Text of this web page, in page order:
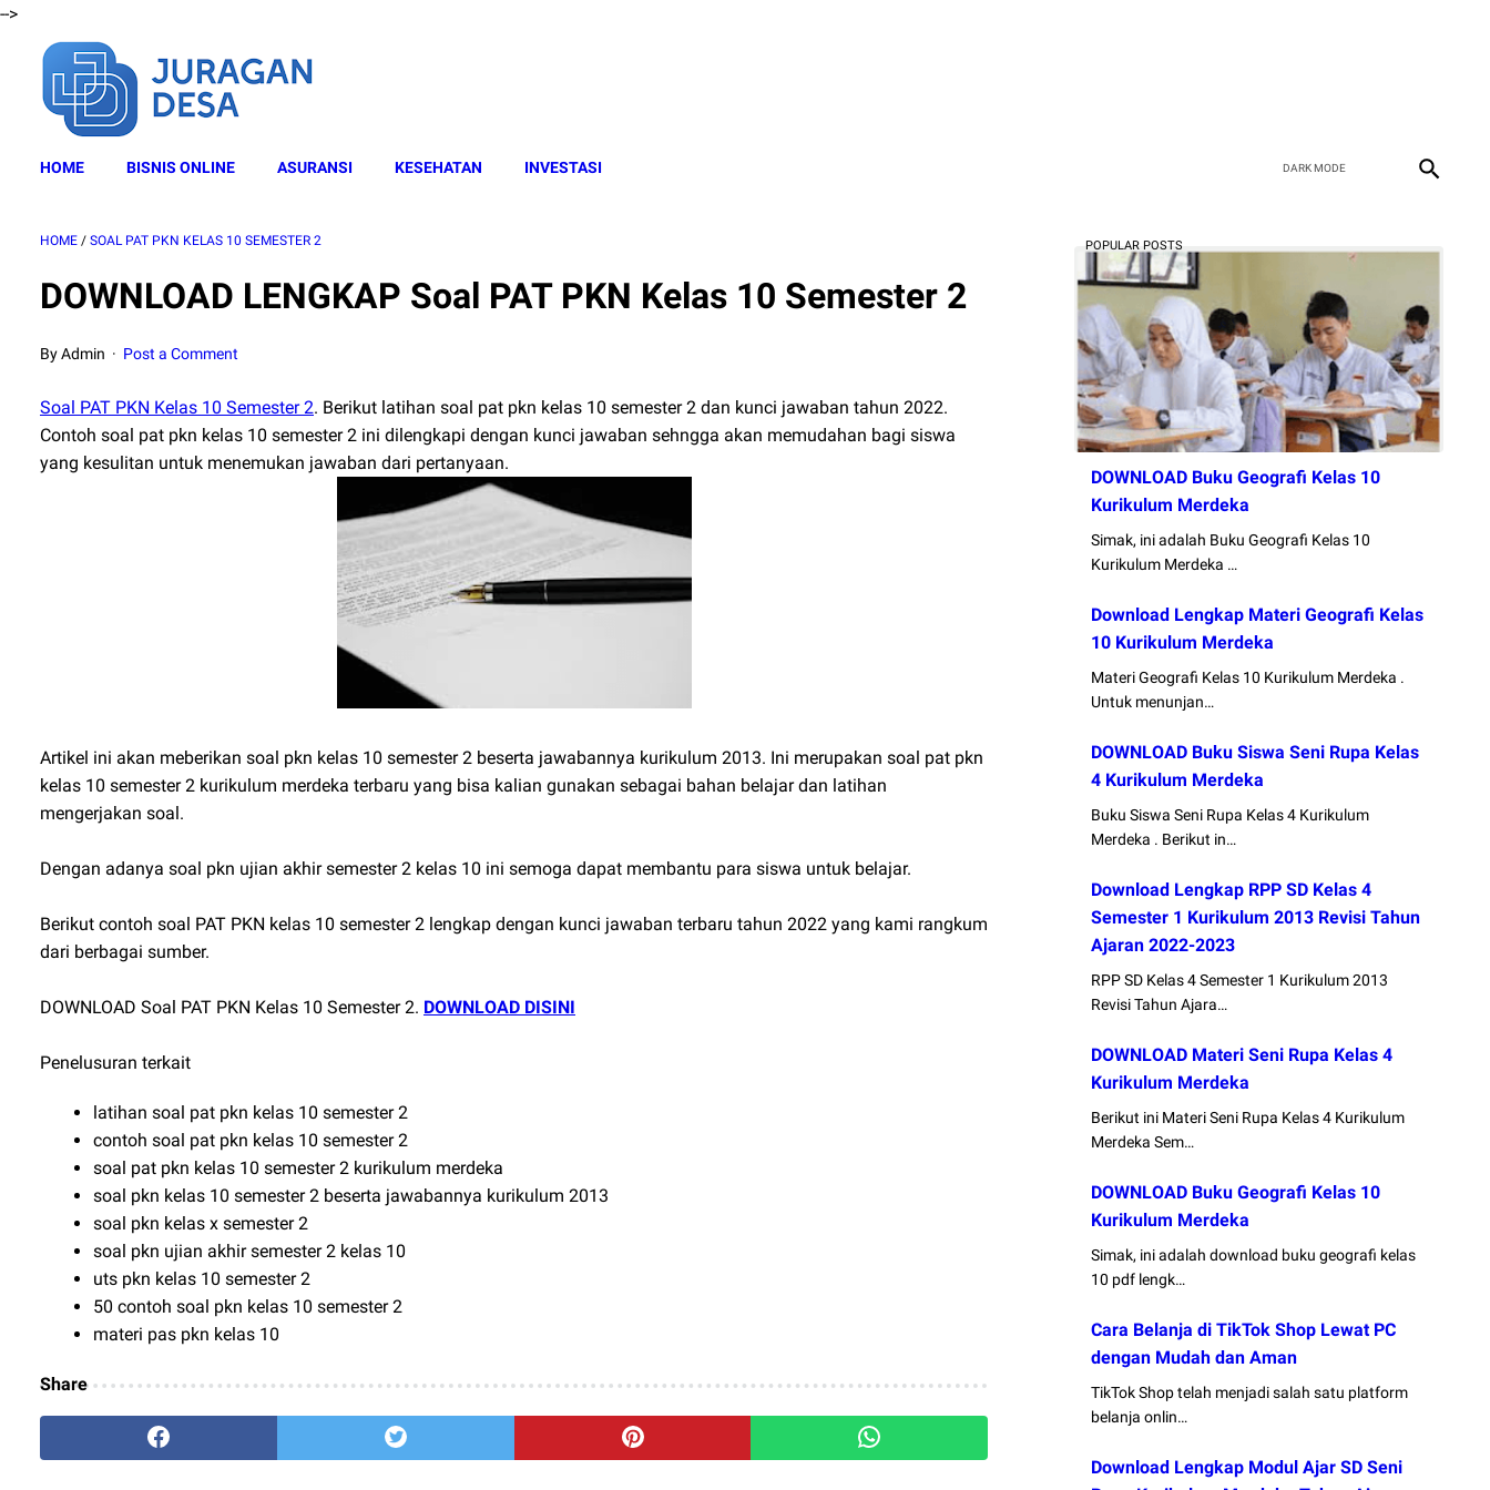
-->
HOME BISNIS ONLINE ASURANSI KESEHATAN INVESTASI
HOME / SOAL PAT PKN KELAS 10 SEMESTER 2
DOWNLOAD LENGKAP Soal PAT PKN Kelas 10 Semester 2
By Admin Post a Comment
Soal PAT PKN Kelas 10 Semester 2. Berikut latihan soal pat pkn kelas 10 semester 2 dan kunci jawaban tahun 2022.
Contoh soal pat pkn kelas 10 semester 2 ini dilengkapi dengan kunci jawaban sehngga akan memudahan bagi siswa
yang kesulitan untuk menemukan jawaban dari pertanyaan.
Artikel ini akan meberikan soal pkn kelas 10 semester 2 beserta jawabannya kurikulum 2013. Ini merupakan soal pat pkn
kelas 10 semester 2 kurikulum merdeka terbaru yang bisa kalian gunakan sebagai bahan belajar dan latihan
mengerjakan soal.
Dengan adanya soal pkn ujian akhir semester 2 kelas 10 ini semoga dapat membantu para siswa untuk belajar.
Berikut contoh soal PAT PKN kelas 10 semester 2 lengkap dengan kunci jawaban terbaru tahun 2022 yang kami rangkum
dari berbagai sumber.
DOWNLOAD Soal PAT PKN Kelas 10 Semester 2. DOWNLOAD DISINI
Penelusuran terkait
latihan soal pat pkn kelas 10 semester 2
contoh soal pat pkn kelas 10 semester 2
soal pat pkn kelas 10 semester 2 kurikulum merdeka
soal pkn kelas 10 semester 2 beserta jawabannya kurikulum 2013
soal pkn kelas x semester 2
soal pkn ujian akhir semester 2 kelas 10
uts pkn kelas 10 semester 2
50 contoh soal pkn kelas 10 semester 2
materi pas pkn kelas 10
Share
POPULAR POSTS
DOWNLOAD Buku Geografi Kelas 10
Kurikulum Merdeka
Simak, ini adalah Buku Geografi Kelas 10
Kurikulum Merdeka …
Download Lengkap Materi Geografi Kelas
10 Kurikulum Merdeka
Materi Geografi Kelas 10 Kurikulum Merdeka .
Untuk menunjan…
DOWNLOAD Buku Siswa Seni Rupa Kelas
4 Kurikulum Merdeka
Buku Siswa Seni Rupa Kelas 4 Kurikulum
Merdeka . Berikut in…
Download Lengkap RPP SD Kelas 4
Semester 1 Kurikulum 2013 Revisi Tahun
Ajaran 2022-2023
RPP SD Kelas 4 Semester 1 Kurikulum 2013
Revisi Tahun Ajara…
DOWNLOAD Materi Seni Rupa Kelas 4
Kurikulum Merdeka
Berikut ini Materi Seni Rupa Kelas 4 Kurikulum
Merdeka Sem…
DOWNLOAD Buku Geografi Kelas 10
Kurikulum Merdeka
Simak, ini adalah download buku geografi kelas
10 pdf lengk…
Cara Belanja di TikTok Shop Lewat PC
dengan Mudah dan Aman
TikTok Shop telah menjadi salah satu platform
belanja onlin…
Download Lengkap Modul Ajar SD Seni